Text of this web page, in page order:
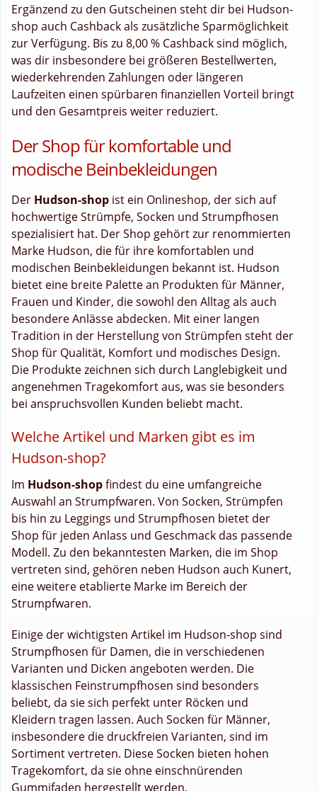
Ergänzend zu den Gutscheinen steht dir bei Hudson-
shop auch Cashback als zusätzliche Sparmöglichkeit
zur Verfügung. Bis zu 8,00 % Cashback sind möglich,
was dir insbesondere bei größeren Bestellwerten,
wiederkehrenden Zahlungen oder längeren
Laufzeiten einen spürbaren finanziellen Vorteil bringt
und den Gesamtpreis weiter reduziert.
Der Shop für komfortable und
modische Beinbekleidungen
Der Hudson-shop ist ein Onlineshop, der sich auf
hochwertige Strümpfe, Socken und Strumpfhosen
spezialisiert hat. Der Shop gehört zur renommierten
Marke Hudson, die für ihre komfortablen und
modischen Beinbekleidungen bekannt ist. Hudson
bietet eine breite Palette an Produkten für Männer,
Frauen und Kinder, die sowohl den Alltag als auch
besondere Anlässe abdecken. Mit einer langen
Tradition in der Herstellung von Strümpfen steht der
Shop für Qualität, Komfort und modisches Design.
Die Produkte zeichnen sich durch Langlebigkeit und
angenehmen Tragekomfort aus, was sie besonders
bei anspruchsvollen Kunden beliebt macht.
Welche Artikel und Marken gibt es im
Hudson-shop?
Im Hudson-shopfindest du eine umfangreiche
Auswahl an Strumpfwaren. Von Socken, Strümpfen
bis hin zu Leggings und Strumpfhosen bietet der
Shop für jeden Anlass und Geschmack das passende
Modell. Zu den bekanntesten Marken, die im Shop
vertreten sind, gehören neben Hudson auch Kunert,
eine weitere etablierte Marke im Bereich der
Strumpfwaren.
Einige der wichtigsten Artikel im Hudson-shop sind
Strumpfhosen für Damen, die in verschiedenen
Varianten und Dicken angeboten werden. Die
klassischen Feinstrumpfhosen sind besonders
beliebt, da sie sich perfekt unter Röcken und
Kleidern tragen lassen. Auch Socken für Männer,
insbesondere die druckfreien Varianten, sind im
Sortiment vertreten. Diese Socken bieten hohen
Tragekomfort, da sie ohne einschnürenden
Gummifaden hergestellt werden.